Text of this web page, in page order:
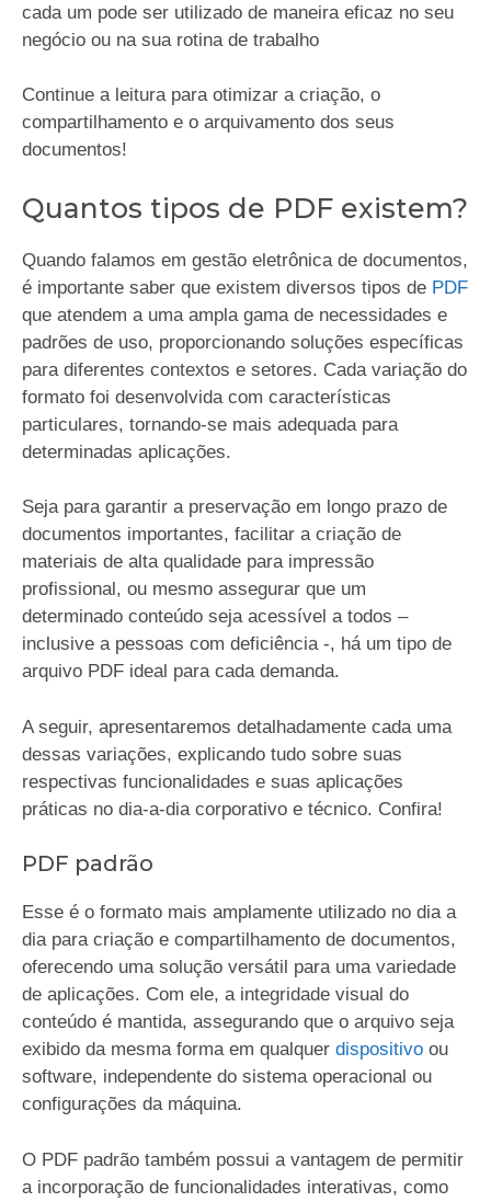
cada um pode ser utilizado de maneira eficaz no seu
negócio ou na sua rotina de trabalho
Continue a leitura para otimizar a criação, o
compartilhamento e o arquivamento dos seus
documentos!
Quantos tipos de PDF existem?
Quando falamos em gestão eletrônica de documentos,
é importante saber que existem diversos tipos de PDF
que atendem a uma ampla gama de necessidades e
padrões de uso, proporcionando soluções específicas
para diferentes contextos e setores. Cada variação do
formato foi desenvolvida com características
particulares, tornando-se mais adequada para
determinadas aplicações.
Seja para garantir a preservação em longo prazo de
documentos importantes, facilitar a criação de
materiais de alta qualidade para impressão
profissional, ou mesmo assegurar que um
determinado conteúdo seja acessível a todos –
inclusive a pessoas com deficiência -, há um tipo de
arquivo PDF ideal para cada demanda.
A seguir, apresentaremos detalhadamente cada uma
dessas variações, explicando tudo sobre suas
respectivas funcionalidades e suas aplicações
práticas no dia-a-dia corporativo e técnico. Confira!
PDF padrão
Esse é o formato mais amplamente utilizado no dia a
dia para criação e compartilhamento de documentos,
oferecendo uma solução versátil para uma variedade
de aplicações. Com ele, a integridade visual do
conteúdo é mantida, assegurando que o arquivo seja
exibido da mesma forma em qualquer dispositivo ou
software, independente do sistema operacional ou
configurações da máquina.
O PDF padrão também possui a vantagem de permitir
a incorporação de funcionalidades interativas, como